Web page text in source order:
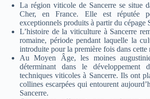
La région viticole de Sancerre se situe
Cher, en France. Elle est réputée
exceptionnels produits à partir du cépage
L’histoire de la viticulture à Sancerre
romaine, période pendant laquelle la
introduite pour la première fois dans cette
Au Moyen Âge, les moines
déterminant dans le développement
techniques viticoles à Sancerre. Ils ont
collines escarpées qui entourent
Sancerre.